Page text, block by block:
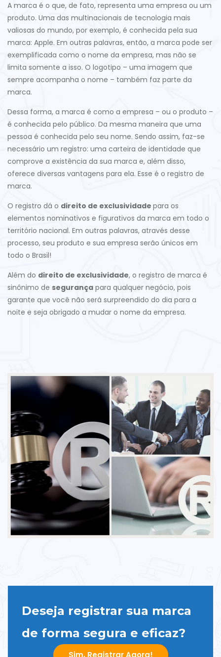
A marca é o que, de fato, representa uma empresa ou um
produto. Uma das multinacionais de tecnologia mais
valiosas do mundo, por exemplo, é conhecida pela sua
marca: Apple. Em outras palavras, então, a marca pode ser
exemplificada como o nome da empresa, mas não se
limita somente a isso. O logotipo – uma imagem que
sempre acompanha o nome – também faz parte da
marca.
Dessa forma, a marca é como a empresa – ou o produto –
é conhecida pelo público. Da mesma maneira que uma
pessoa é conhecida pelo seu nome. Sendo assim, faz-se
necessário um registro: uma carteira de identidade que
comprove a existência da sua marca e, além disso,
oferece diversas vantagens para ela. Esse é o registro de
marca.
O registro dá o direito de exclusividade para os
elementos nominativos e figurativos da marca em todo o
território nacional. Em outras palavras, através desse
processo, seu produto e sua empresa serão únicos em
todo o Brasil!
Além do direito de exclusividade, o registro de marca é
sinônimo de segurança para qualquer negócio, pois
garante que você não será surpreendido do dia para a
noite e seja obrigado a mudar o nome da empresa.
Deseja registrar sua marca
de forma segura e eficaz?
Sim, Registrar Agora!